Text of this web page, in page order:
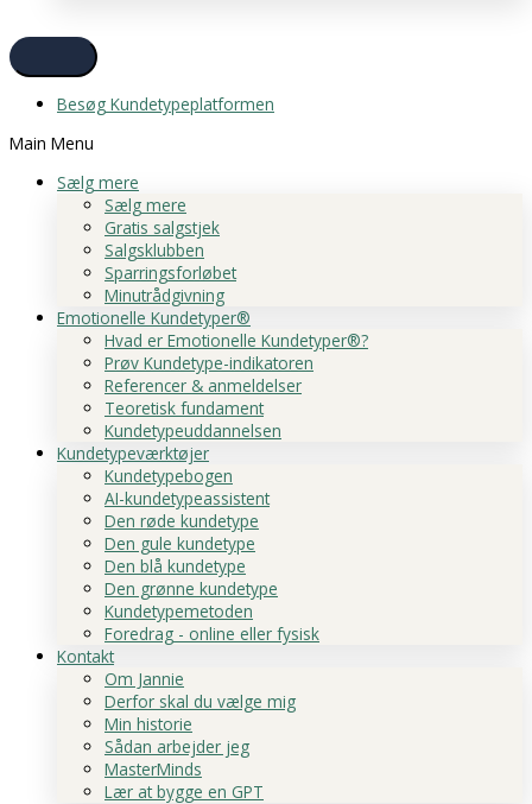
Besøg Kundetypeplatformen
Main Menu
Sælg mere
Sælg mere
Gratis salgstjek
Salgsklubben
Sparringsforløbet
Minutrådgivning
Emotionelle Kundetyper®
Hvad er Emotionelle Kundetyper®?
Prøv Kundetype-indikatoren
Referencer & anmeldelser
Teoretisk fundament
Kundetypeuddannelsen
Kundetypeværktøjer
Kundetypebogen
AI-kundetypeassistent
Den røde kundetype
Den gule kundetype
Den blå kundetype
Den grønne kundetype
Kundetypemetoden
Foredrag - online eller fysisk
Kontakt
Om Jannie
Derfor skal du vælge mig
Min historie
Sådan arbejder jeg
MasterMinds
Lær at bygge en GPT